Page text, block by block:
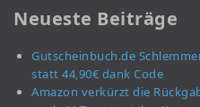
Neueste Beiträge
Gutscheinbuch.de
statt 44,90€ dank Code
Amazon verkürzt die